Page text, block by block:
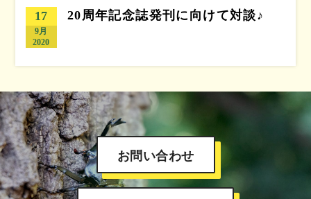
17
9月
2020
20周年記念誌発刊に向けて対談♪
お問い合わせ